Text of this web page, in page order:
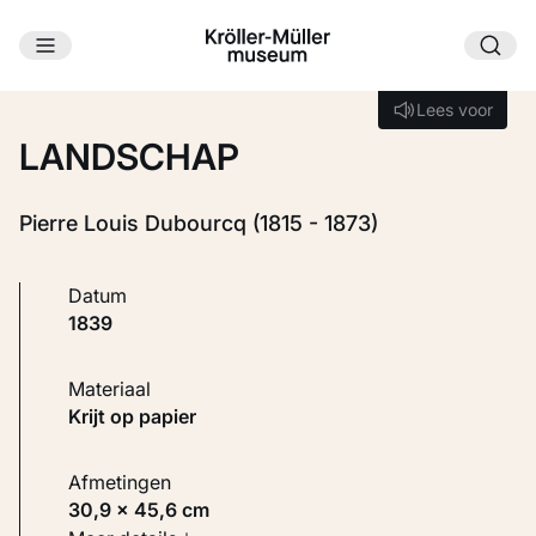
Ga naar hoofdinhoud
Lees voor
Lees voor
LANDSCHAP
Pierre Louis Dubourcq (1815 - 1873)
Datum
1839
Materiaal
Krijt op papier
Afmetingen
30,9 × 45,6 cm